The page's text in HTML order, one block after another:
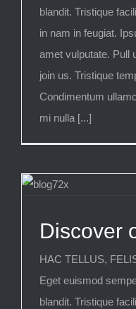
blandit. Tristique
in nam in feugiat.
amet vulputate. Pull
join us. Tristique
Condimentum
mi nulla [...]
Discover
HAC TELLUS,
Eget euismod
blandit. Tristique